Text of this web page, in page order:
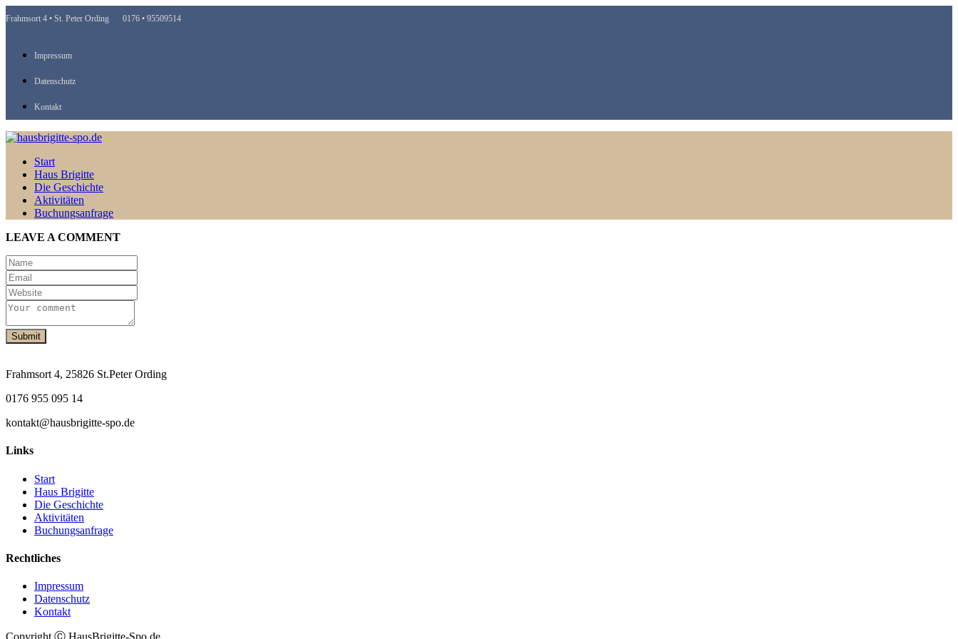
Frahmsort 4 • St. Peter Ording 0176 • 95509514
Impressum
Datenschutz
Kontakt
Start
Haus Brigitte
Die Geschichte
Aktivitäten
Buchungsanfrage
LEAVE A COMMENT
Frahmsort 4, 25826 St.Peter Ording
0176 955 095 14
kontakt@hausbrigitte-spo.de
Links
Start
Haus Brigitte
Die Geschichte
Aktivitäten
Buchungsanfrage
Rechtliches
Impressum
Datenschutz
Kontakt
Copyright Ⓒ HausBrigitte-Spo.de